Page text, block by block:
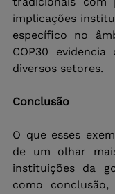
implicações
específico no
COP30
diversos setores.
Conclusão
O que esses
de um olhar
instituições da
como